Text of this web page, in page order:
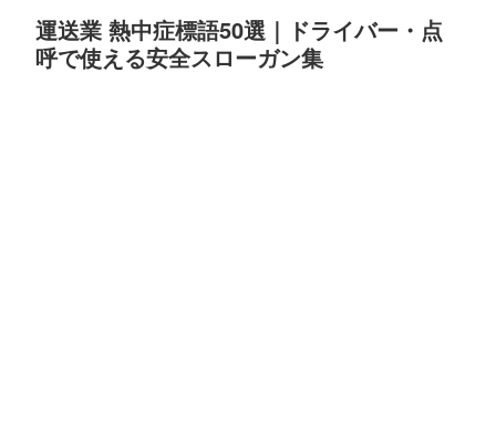
運送業 熱中症標語50選｜ドライバー・点
呼で使える安全スローガン集